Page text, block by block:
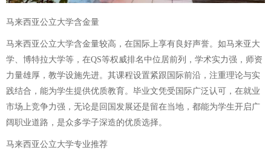
马来西亚公立大学含金量
马来西亚公立大学含金量较高，在国际上享有良好声誉。如马来亚大
学、博特拉大学等，在QS等权威排名中位居前列，学术实力强，师资
力量雄厚，教学设施先进。其课程设置紧跟国际前沿，注重理论与实
践结合，能为学生提供优质教育。毕业文凭受国际广泛认可，在就业
市场上竞争力强，无论是回国发展还是留在当地，都能为学生开启广
阔职业道路，是众多学子深造的优质选择。
马来西亚公立大学专业推荐